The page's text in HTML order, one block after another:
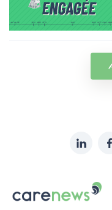
sur:
LinkedIn
Le